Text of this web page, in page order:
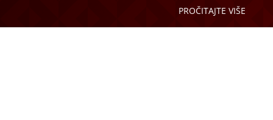
PROČITAJTE VIŠE